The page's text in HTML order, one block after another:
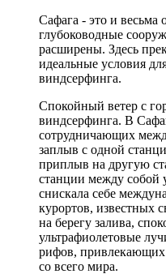
Сафага - это и
глубоководные
расширены. Здесь
идеальные условия
виндсерфинга.
Спокойный ветер с
виндсерфинга. В
сотрудничающих
заплыв с одной
приплыв на другую
станции между собой
снискала себе
курортов, известных
на берегу залива,
ультрафиолетовые
рифов,
со всего мира.